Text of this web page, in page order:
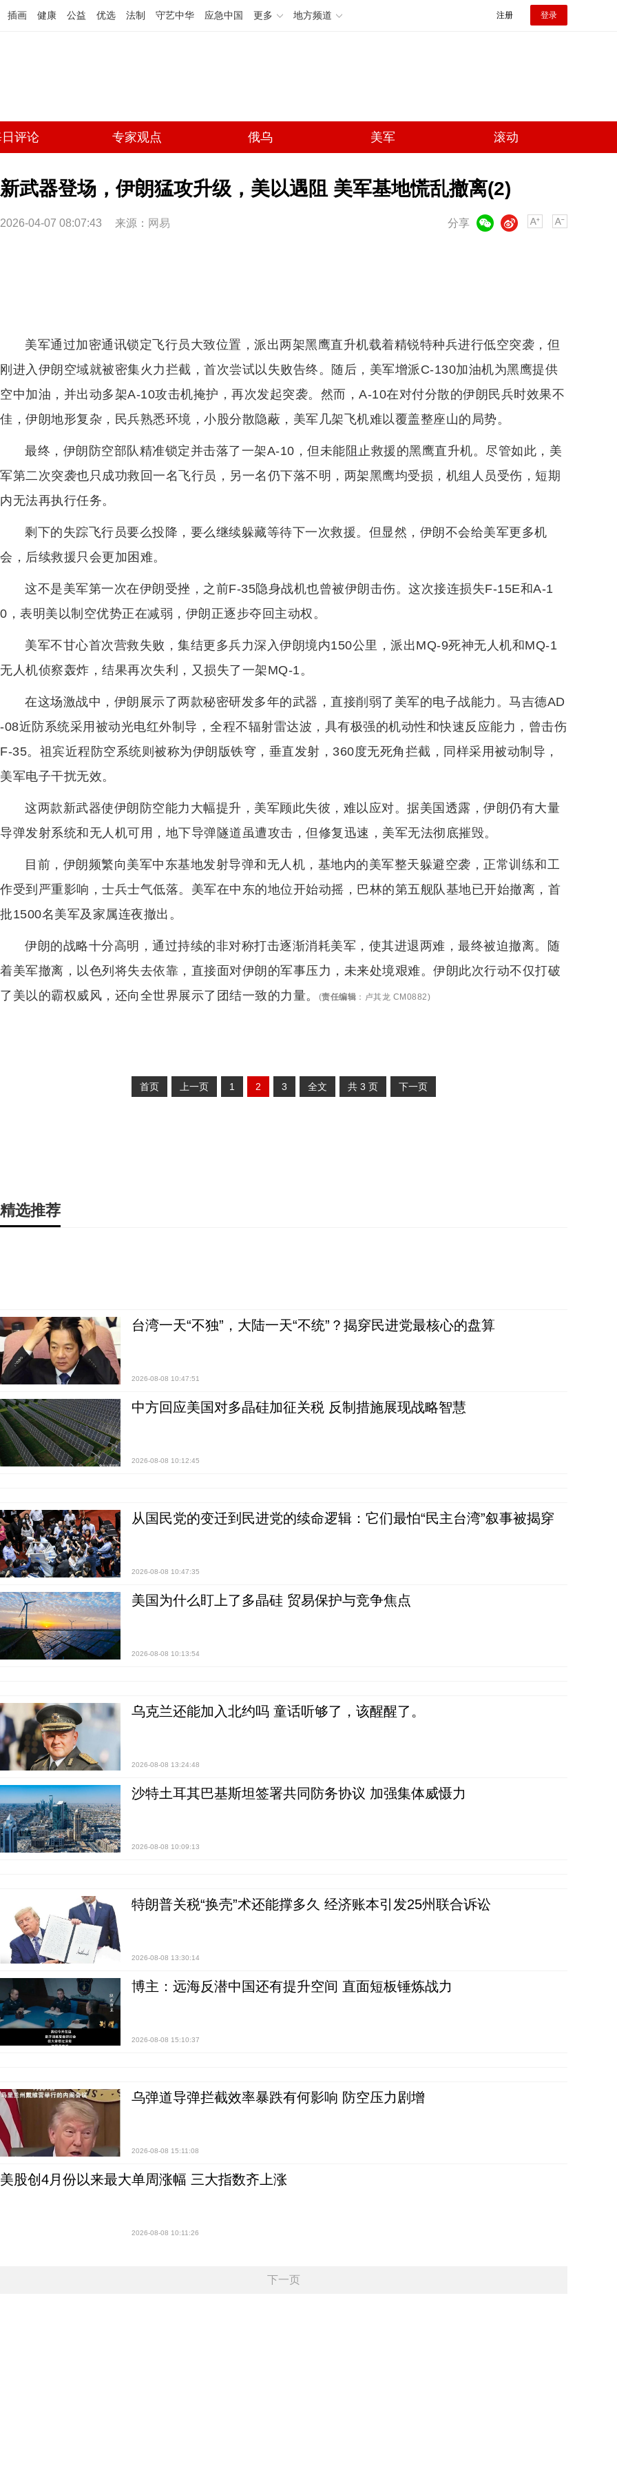
插画 健康 公益 优选 法制 守艺中华 应急中国 更多 地方频道 注册 登录
评论 专家观点 俄乌 美军 滚动
新武器登场，伊朗猛攻升级，美以遇阻 美军基地慌乱撤离(2)
2026-04-07 08:07:43 来源： 网易 分享
微博
美军通过加密通讯锁定飞行员大致位置，派出两架黑鹰直升机载着精锐特种兵进行低空突袭，但
刚进入伊朗空域就被密集火力拦截，首次尝试以失败告终。随后，美军增派C-130加油机为黑鹰提供
空中加油，并出动多架A-10攻击机掩护，再次发起突袭。然而，A-10在对付分散的伊朗民兵时效果不
佳，伊朗地形复杂，民兵熟悉环境，小股分散隐蔽，美军几架飞机难以覆盖整座山的局势。
最终，伊朗防空部队精准锁定并击落了一架A-10，但未能阻止救援的黑鹰直升机。尽管如此，美
军第二次突袭也只成功救回一名飞行员，另一名仍下落不明，两架黑鹰均受损，机组人员受伤，短期
内无法再执行任务。
剩下的失踪飞行员要么投降，要么继续躲藏等待下一次救援。但显然，伊朗不会给美军更多机
会，后续救援只会更加困难。
这不是美军第一次在伊朗受挫，之前F-35隐身战机也曾被伊朗击伤。这次接连损失F-15E和A-1
0，表明美以制空优势正在减弱，伊朗正逐步夺回主动权。
美军不甘心首次营救失败，集结更多兵力深入伊朗境内150公里，派出MQ-9死神无人机和MQ-1
无人机侦察轰炸，结果再次失利，又损失了一架MQ-1。
在这场激战中，伊朗展示了两款秘密研发多年的武器，直接削弱了美军的电子战能力。马吉德AD
-08近防系统采用被动光电红外制导，全程不辐射雷达波，具有极强的机动性和快速反应能力，曾击伤
F-35。祖宾近程防空系统则被称为伊朗版铁穹，垂直发射，360度无死角拦截，同样采用被动制导，
美军电子干扰无效。
这两款新武器使伊朗防空能力大幅提升，美军顾此失彼，难以应对。据美国透露，伊朗仍有大量
导弹发射系统和无人机可用，地下导弹隧道虽遭攻击，但修复迅速，美军无法彻底摧毁。
目前，伊朗频繁向美军中东基地发射导弹和无人机，基地内的美军整天躲避空袭，正常训练和工
作受到严重影响，士兵士气低落。美军在中东的地位开始动摇，巴林的第五舰队基地已开始撤离，首
批1500名美军及家属连夜撤出。
伊朗的战略十分高明，通过持续的非对称打击逐渐消耗美军，使其进退两难，最终被迫撤离。随
着美军撤离，以色列将失去依靠，直接面对伊朗的军事压力，未来处境艰难。伊朗此次行动不仅打破
了美以的霸权威风，还向全世界展示了团结一致的力量。
(责任编辑 ： 卢其龙 CM0882)
首页 上一页 1 2 3 全文 共 3 页 下一页
精选推荐
台湾一天“不独”，大陆一天“不统”？揭穿民进党最核心的盘算
2026-08-08 10:47:51
中方回应美国对多晶硅加征关税 反制措施展现战略智慧
2026-08-08 10:12:45
从国民党的变迁到民进党的续命逻辑：它们最怕“民主台湾”叙事被揭穿
2026-08-08 10:47:35
美国为什么盯上了多晶硅 贸易保护与竞争焦点
2026-08-08 10:13:54
乌克兰还能加入北约吗 童话听够了，该醒醒了。
2026-08-08 13:24:48
沙特土耳其巴基斯坦签署共同防务协议 加强集体威慑力
2026-08-08 10:09:13
特朗普关税“换壳”术还能撑多久 经济账本引发25州联合诉讼
2026-08-08 13:30:14
博主：远海反潜中国还有提升空间 直面短板锤炼战力
2026-08-08 15:10:37
乌弹道导弹拦截效率暴跌有何影响 防空压力剧增
2026-08-08 15:11:08
美股创4月份以来最大单周涨幅 三大指数齐上涨
2026-08-08 10:11:26
下一页